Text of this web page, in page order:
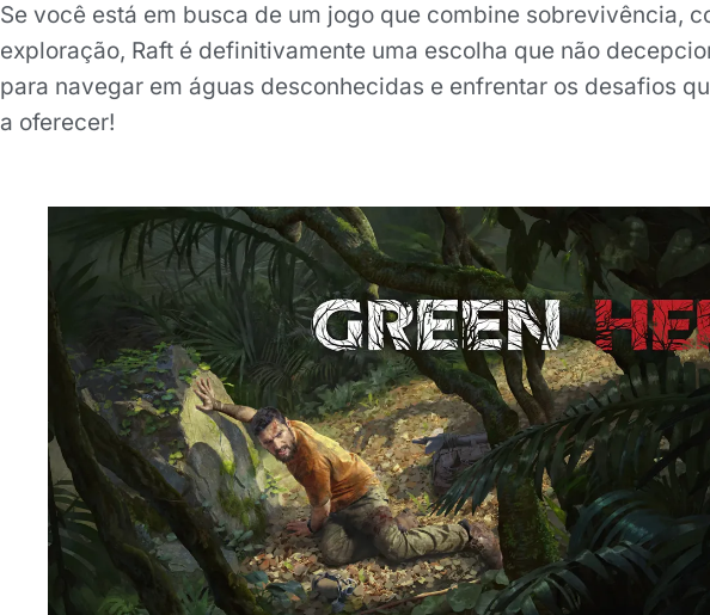
Se você está em busca de um jogo que combine sobrevivência,
exploração, Raft é definitivamente uma escolha que não
para navegar em águas desconhecidas e enfrentar os desafios
a oferecer!